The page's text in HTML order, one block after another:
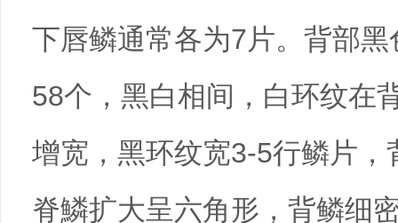
下唇鳞通常各为7片。背部
58个，黑白相间，白环纹在
增宽，黑环纹宽3-5行鳞片
脊鱗扩大呈六角形，背鳞细